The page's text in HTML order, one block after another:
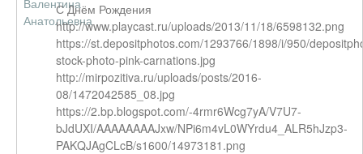
С Днём Рождения
http://www.playcast.ru/uploads/2013/11/18/6598132.png
https://st.depositphotos.com/1293766/1898/i/950/
stock-photo-pink-carnations.jpg
http://mirpozitiva.ru/uploads/posts/2016-
08/1472042585_08.jpg
https://2.bp.blogspot.com/-4rmr6Wcg7yA/V7U7-
bJdUXI/AAAAAAAAJxw/NPi6m4vL0WYrdu4_ALR5hJzp3-
PAKQJAgCLcB/s1600/14973181.png